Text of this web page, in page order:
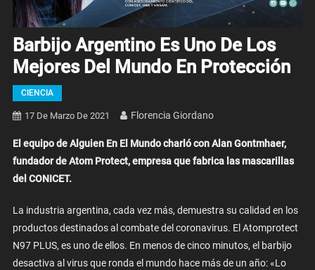
Barbijo Argentino Es Uno De Los
Mejores Del Mundo En Protección
CIENCIA
17 De Marzo De 2021 Florencia Giordano
El equipo de Alguien En El Mundo charló con Alan Gontmhaer,
fundador de Atom Protect, empresa que fabrica las mascarillas
del CONICET.
La industria argentina, cada vez más, demuestra su calidad en los
productos destinados al combate del coronavirus. El Atomprotect
N97 PLUS, es uno de ellos. En menos de cinco minutos, el barbijo
desactiva al virus que ronda el mundo hace más de un año: «Lo